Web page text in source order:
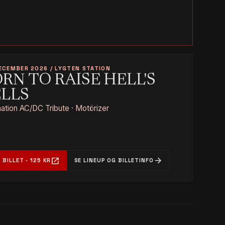
2026 / LYGTEN STATION
TO RAISE HELL'S
AC/DC Tribute · Motörizer
BILLET · 125 KR open_in_new SE LINEUP OG BILLETINFO arrow_forward